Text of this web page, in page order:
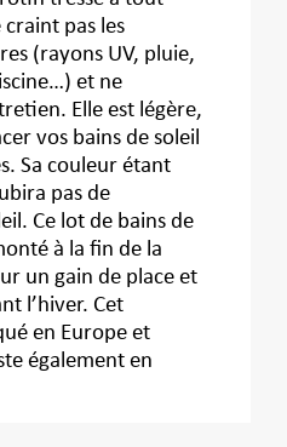
pas les
(rayons UV, pluie,
et ne
Elle est légère,
vos bains de soleil
Sa couleur étant
pas de
Ce lot de bains de
à la fin de la
un gain de place et
l’hiver. Cet
en Europe et
également en